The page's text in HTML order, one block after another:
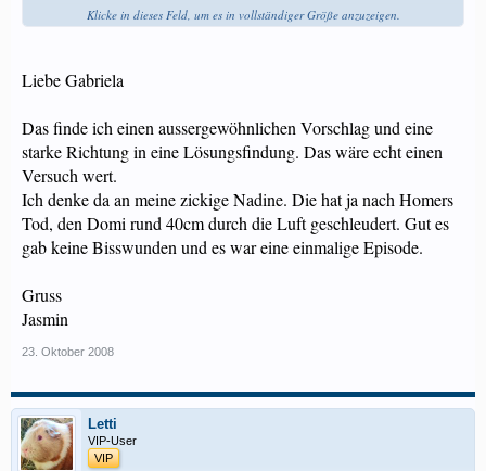
Es wäre ein Versuch wert, denn die Blüten schaden in keinem Fall und wenn sie
Gabriela
Klicke in dieses Feld, um es in vollständiger Größe anzuzeigen.
Liebe Gabriela
Das finde ich einen aussergewöhnlichen Vorschlag und eine
starke Richtung in eine Lösungsfindung. Das wäre echt einen
Versuch wert.
Ich denke da an meine zickige Nadine. Die hat ja nach Homers
Tod, den Domi rund 40cm durch die Luft geschleudert. Gut es
gab keine Bisswunden und es war eine einmalige Episode.
Gruss
Jasmin
23. Oktober 2008
Letti
VIP-User
VIP